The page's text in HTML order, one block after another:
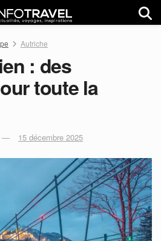
Autriche
: des
toute la
15 décembre 2025